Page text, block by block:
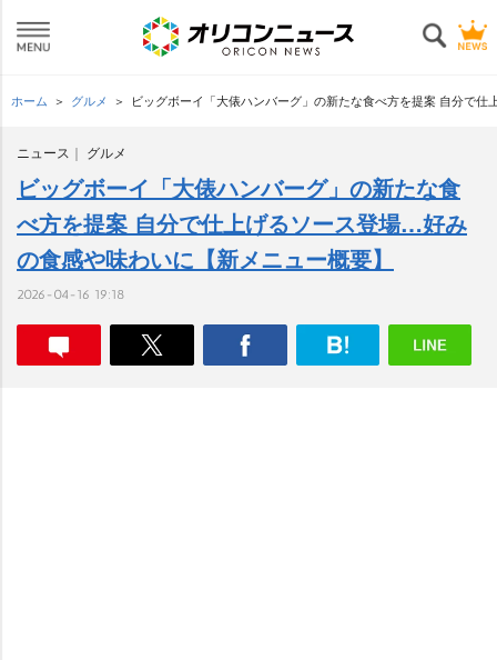
ホーム グルメ ビッグボーイ「大俵ハンバーグ」の新たな食べ方を提案 自分で
ニュース グルメ
ビッグボーイ「大俵ハンバーグ」の新たな食
べ方を提案 自分で仕上げるソース登場…好み
の食感や味わいに【新メニュー概要】
2026-04-16 19:18